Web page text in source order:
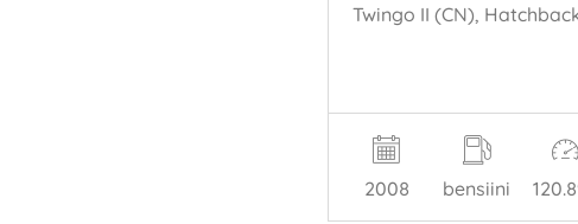
2008 bensiini